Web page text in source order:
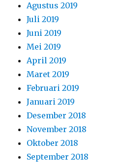
Agustus 2019
Juli 2019
Juni 2019
Mei 2019
April 2019
Maret 2019
Februari 2019
Januari 2019
Desember 2018
November 2018
Oktober 2018
September 2018